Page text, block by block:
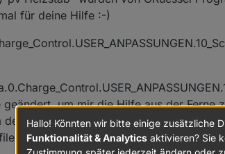
für deine Hilfe :-)
geändert, um mir die Hilfe aus der Ferne
den Programmdurchlauf zu logen und
auszugeben. Die Objekt ID
Hallo! Könnten wir bitte einige zusätzliche
Funktionalität & Analytics aktivieren? Sie